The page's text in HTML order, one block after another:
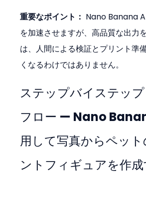
重要なポイント： Nano Banana
を加速させますが、高品質な出力
は、人間による検証とプリント準
くなるわけではありません。
ステップバイステッ
フロー — Nano
用して写真からペット
ントフィギュアを作成